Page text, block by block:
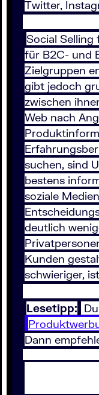
Twitter,
Social
für B2C- und
Zielgruppen
gibt jedoch
zwischen
Web nach
suchen, sind
bestens
soziale
deutlich
Kunden
schwieriger,
Lesetipp:
Dann